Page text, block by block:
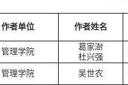
作者单位 作者姓名
管理学院
葛家澍
杜兴强
管理学院 吴世农